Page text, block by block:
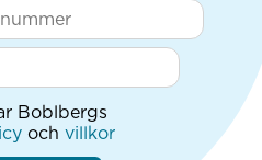
Boblbergs
och villkor